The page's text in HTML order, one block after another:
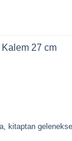
Kalem 27 cm
kitaptan